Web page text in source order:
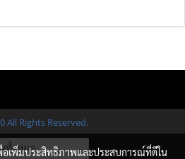
Rights Reserved.
วันนี้ 1
อเพิ่มประสิทธิภาพและประสบการณ์ที่ดีใน